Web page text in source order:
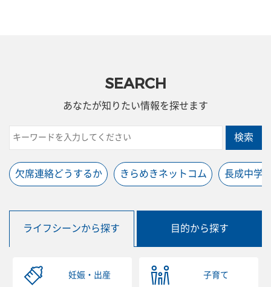
SEARCH
あなたが知りたい情報を探せます
検索
欠席連絡どうするか きらめきネットコム 長成中学
ライフシーンから探す 目的から探す
妊娠・出産 子育て